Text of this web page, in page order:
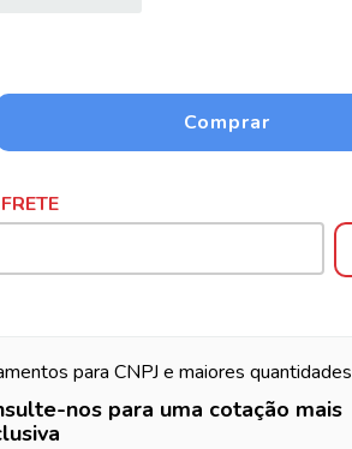
para CNPJ e maiores quantidades
nos para uma cotação mais